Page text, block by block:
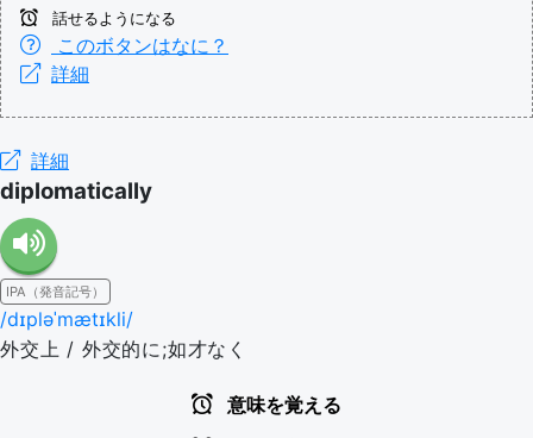
話せるようになる
このボタンはなに？
詳細
詳細
diplomatically
IPA（発音記号）
/dɪpləˈmætɪkli/
外交上 / 外交的に;如才なく
意味を覚える